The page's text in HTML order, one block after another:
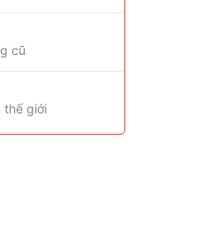
cũ
thế giới